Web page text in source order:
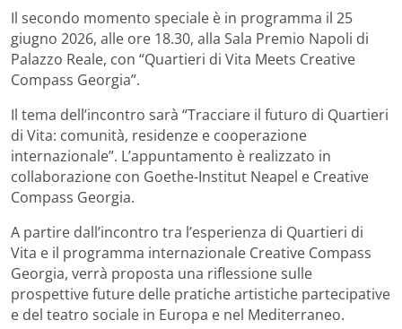
Il secondo momento speciale è in programma il 25
giugno 2026, alle ore 18.30, alla Sala Premio Napoli di
Palazzo Reale, con “Quartieri di Vita Meets Creative
Compass Georgia”.
Il tema dell’incontro sarà “Tracciare il futuro di Quartieri
di Vita: comunità, residenze e cooperazione
internazionale”. L’appuntamento è realizzato in
collaborazione con Goethe-Institut Neapel e Creative
Compass Georgia.
A partire dall’incontro tra l’esperienza di Quartieri di
Vita e il programma internazionale Creative Compass
Georgia, verrà proposta una riflessione sulle
prospettive future delle pratiche artistiche partecipative
e del teatro sociale in Europa e nel Mediterraneo.